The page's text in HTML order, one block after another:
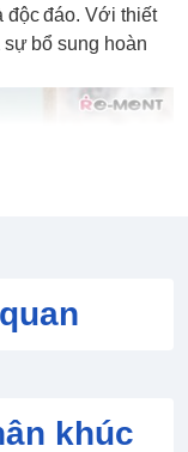
độc đáo. Với thiết
sự bổ sung hoàn
khúc